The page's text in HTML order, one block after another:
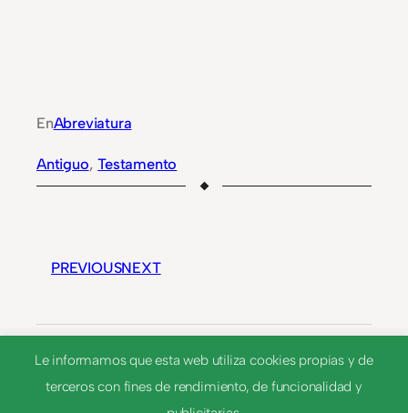
EnAbreviatura
Antiguo, Testamento
PREVIOUSNEXT
A. S.
Le informamos que esta web utiliza cookies propias y de
terceros con fines de rendimiento, de funcionalidad y